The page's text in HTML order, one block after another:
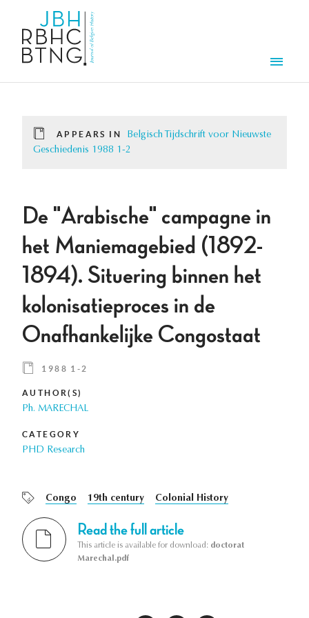
APPEARS IN
Belgisch Tijdschrift voor Nieuwste
Geschiedenis 1988 1-2
De "Arabische" campagne in
het Maniemagebied (1892-
1894). Situering binnen het
kolonisatieproces in de
Onafhankelijke Congostaat
1988 1-2
AUTHOR(S)
Ph. MARECHAL
CATEGORY
PHD Research
Congo 19th century Colonial History
Read the full article
This article is available for download: doctorat
Marechal.pdf